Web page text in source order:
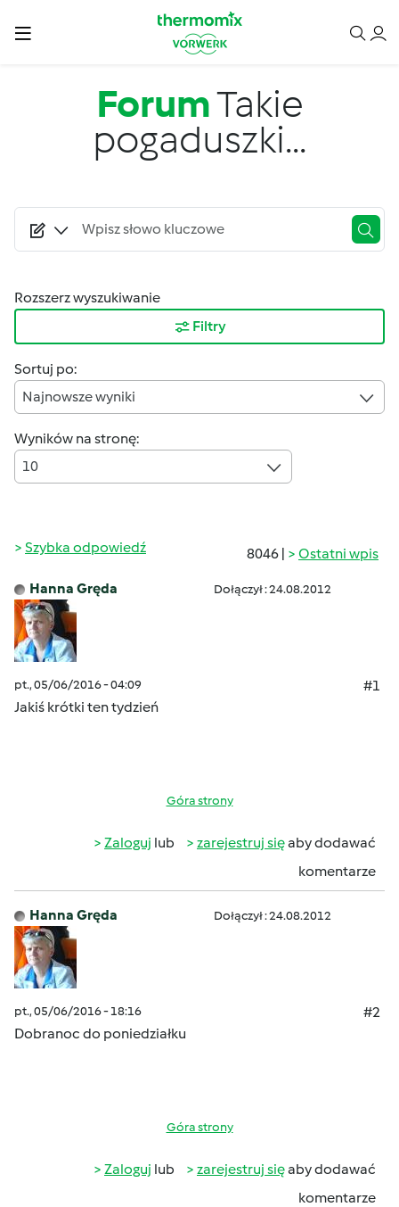
ForumTakie
pogaduszki...
Rozszerz wyszukiwanie
Filtry
Sortuj po:
Najnowsze wyniki
Wyników na stronę:
10
8046 | Ostatni wpis
Szybka odpowiedź
Hanna Gręda Dołączył : 24.08.2012
pt., 05/06/2016 - 04:09
#1
Jakiś krótki ten tydzień
Góra strony
Zaloguj lub zarejestruj sięaby dodawać
komentarze
Hanna Gręda Dołączył : 24.08.2012
pt., 05/06/2016 - 18:16
#2
Dobranoc do poniedziałku
Góra strony
Zaloguj lub zarejestruj sięaby dodawać
komentarze